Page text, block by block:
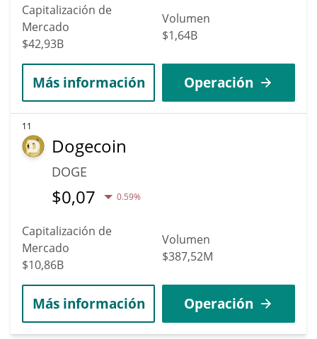
Capitalización de
Mercado
$42,93B
Volumen
$1,64B
Más información Operación
11
Dogecoin
DOGE
$0,07 0.59%
Capitalización de
Mercado
$10,86B
Volumen
$387,52M
Más información Operación